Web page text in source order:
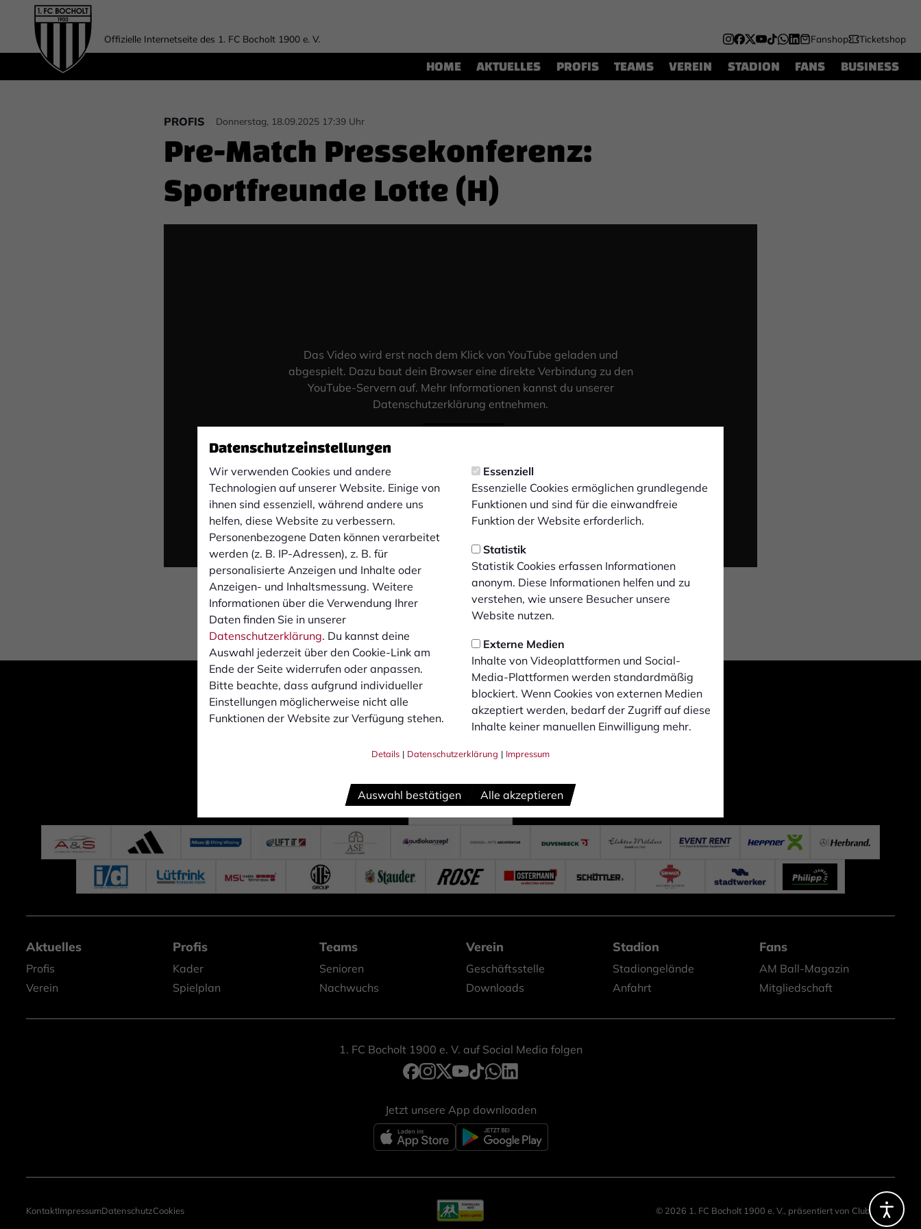
Datenschutzeinstellungen
Wir verwenden Cookies und andere
Technologien auf unserer Website. Einige von
ihnen sind essenziell, während andere uns
helfen, diese Website zu verbessern.
Personenbezogene Daten können verarbeitet
werden (z. B. IP-Adressen), z. B. für
personalisierte Anzeigen und Inhalte oder
Anzeigen- und Inhaltsmessung. Weitere
Informationen über die Verwendung Ihrer
Daten finden Sie in unserer
Datenschutzerklärung. Du kannst deine
Auswahl jederzeit über den Cookie-Link am
Ende der Seite widerrufen oder anpassen.
Bitte beachte, dass aufgrund individueller
Einstellungen möglicherweise nicht alle
Funktionen der Website zur Verfügung stehen.
Essenziell
Essenzielle Cookies ermöglichen grundlegende
Funktionen und sind für die einwandfreie
Funktion der Website erforderlich.
Statistik
Statistik Cookies erfassen Informationen
anonym. Diese Informationen helfen und zu
verstehen, wie unsere Besucher unsere
Website nutzen.
Externe Medien
Inhalte von Videoplattformen und Social-
Media-Plattformen werden standardmäßig
blockiert. Wenn Cookies von externen Medien
akzeptiert werden, bedarf der Zugriff auf diese
Inhalte keiner manuellen Einwilligung mehr.
Details | Datenschutzerklärung | Impressum
Auswahl bestätigen Alle akzeptieren
Offizielle Internetseite des 1. FC Bocholt 1900 e. V. Fanshop Ticketshop
HOME AKTUELLES PROFIS TEAMS VEREIN STADION FANS BUSINESS
PROFIS Donnerstag, 18.09.2025 17:39 Uhr
Pre-Match Pressekonferenz:
Sportfreunde Lotte (H)
Das Video wird erst nach dem Klick von YouTube geladen und
abgespielt. Dazu baut dein Browser eine direkte Verbindung zu den
YouTube-Servern auf. Mehr Informationen kannst du unserer
Datenschutzerklärung entnehmen.
Aktuelles
Profis
Verein
Profis
Kader
Spielplan
Teams
Senioren
Nachwuchs
Verein
Geschäftsstelle
Downloads
Stadion
Stadiongelände
Anfahrt
Fans
AM Ball-Magazin
Mitgliedschaft
1. FC Bocholt 1900 e. V. auf Social Media folgen
Jetzt unsere App downloaden
KontaktImpressumDatenschutzCookies © 2026 1. FC Bocholt 1900 e. V., präsentiert von ClubShare